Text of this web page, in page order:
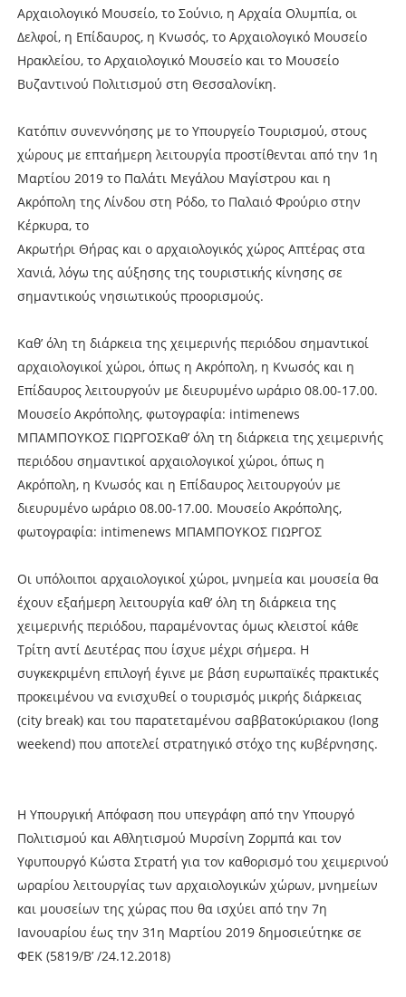
Αρχαιολογικό Μουσείο, το Σούνιο, η Αρχαία Ολυμπία, οι
Δελφοί, η Επίδαυρος, η Κνωσός, το Αρχαιολογικό Μουσείο
Ηρακλείου, το Αρχαιολογικό Μουσείο και το Μουσείο
Βυζαντινού Πολιτισμού στη Θεσσαλονίκη.
Κατόπιν συνεννόησης με το Υπουργείο Τουρισμού, στους
χώρους με επταήμερη λειτουργία προστίθενται από την 1η
Μαρτίου 2019 το Παλάτι Μεγάλου Μαγίστρου και η
Ακρόπολη της Λίνδου στη Ρόδο, το Παλαιό Φρούριο στην
Κέρκυρα, το
Ακρωτήρι Θήρας και ο αρχαιολογικός χώρος Απτέρας στα
Χανιά, λόγω της αύξησης της τουριστικής κίνησης σε
σημαντικούς νησιωτικούς προορισμούς.
Καθ’ όλη τη διάρκεια της χειμερινής περιόδου σημαντικοί
αρχαιολογικοί χώροι, όπως η Ακρόπολη, η Κνωσός και η
Επίδαυρος λειτουργούν με διευρυμένο ωράριο 08.00-17.00.
Μουσείο Ακρόπολης, φωτογραφία: intimenews
ΜΠΑΜΠΟΥΚΟΣ ΓΙΩΡΓΟΣΚαθ’ όλη τη διάρκεια της χειμερινής
περιόδου σημαντικοί αρχαιολογικοί χώροι, όπως η
Ακρόπολη, η Κνωσός και η Επίδαυρος λειτουργούν με
διευρυμένο ωράριο 08.00-17.00. Μουσείο Ακρόπολης,
φωτογραφία: intimenews ΜΠΑΜΠΟΥΚΟΣ ΓΙΩΡΓΟΣ
Οι υπόλοιποι αρχαιολογικοί χώροι, μνημεία και μουσεία θα
έχουν εξαήμερη λειτουργία καθ’ όλη τη διάρκεια της
χειμερινής περιόδου, παραμένοντας όμως κλειστοί κάθε
Τρίτη αντί Δευτέρας που ίσχυε μέχρι σήμερα. Η
συγκεκριμένη επιλογή έγινε με βάση ευρωπαϊκές πρακτικές
προκειμένου να ενισχυθεί ο τουρισμός μικρής διάρκειας
(city break) και του παρατεταμένου σαββατοκύριακου (long
weekend) που αποτελεί στρατηγικό στόχο της κυβέρνησης.
Η Υπουργική Απόφαση που υπεγράφη από την Υπουργό
Πολιτισμού και Αθλητισμού Μυρσίνη Ζορμπά και τον
Υφυπουργό Κώστα Στρατή για τον καθορισμό του χειμερινού
ωραρίου λειτουργίας των αρχαιολογικών χώρων, μνημείων
και μουσείων της χώρας που θα ισχύει από την 7η
Ιανουαρίου έως την 31η Μαρτίου 2019 δημοσιεύτηκε σε
ΦΕΚ (5819/Β’ /24.12.2018)